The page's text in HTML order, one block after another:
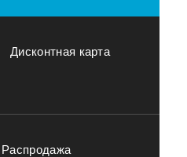
Дисконтная карта
Распродажа